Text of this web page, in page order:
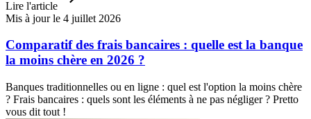
Lire l'article
Mis à jour le 4 juillet 2026
Comparatif des frais bancaires : quelle est la banque
la moins chère en 2026 ?
Banques traditionnelles ou en ligne : quel est l'option la moins chère
? Frais bancaires : quels sont les éléments à ne pas négliger ? Pretto
vous dit tout !